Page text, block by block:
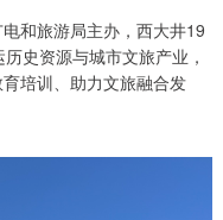
和旅游局主办，西大井19
史资源与城市文旅产业，
培训、助力文旅融合发